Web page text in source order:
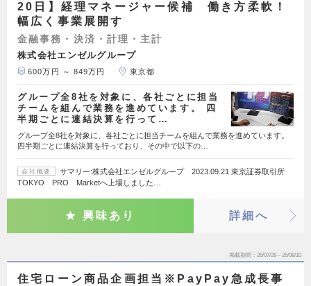
20日】経理マネージャー候補 働き方柔軟！
幅広く事業展開す
金融事務・決済・計理・主計
株式会社エンゼルグループ
600万円 ～ 849万円 東京都
グループ全8社を対象に、各社ごとに担当
チームを組んで業務を進めています。 四
半期ごとに連結決算を行って…
グループ全8社を対象に、各社ごとに担当チームを組んで業務を進めています。
四半期ごとに連結決算を行っており、その中で以下の…
会社概要
サマリー:株式会社エンゼルグループ 2023.09.21 東京証券取引所
TOKYO PRO Marketへ上場しました…
興味あり 詳細へ
掲載期間 26/07/28～26/08/10
住宅ローン商品企画担当※PayPay急成長事